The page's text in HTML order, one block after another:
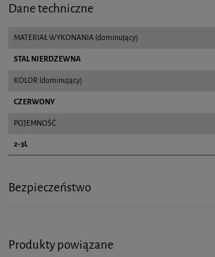
Dane techniczne
MATERIAŁ WYKONANIA (dominujący)
STAL NIERDZEWNA
KOLOR (dominujący)
CZERWONY
POJEMNOŚĆ
2-3L
Bezpieczeństwo
Produkty powiązane